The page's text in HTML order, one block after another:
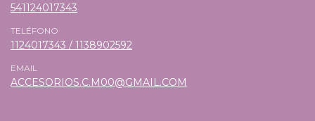
541124017343
TELÉFONO
1124017343 / 1138902592
EMAIL
ACCESORIOS.C.M00@GMAIL.COM